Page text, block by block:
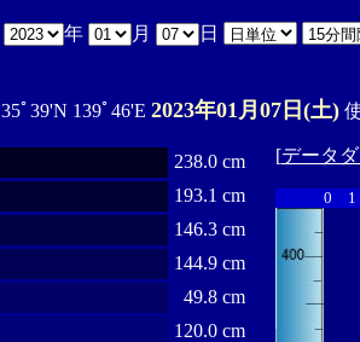
年 月 日
35ﾟ39'N 139ﾟ46'E 2023年01月07日(土)
238.0 cm
193.1 cm
146.3 cm
144.9 cm
49.8 cm
120.0 cm
[データ
0 1